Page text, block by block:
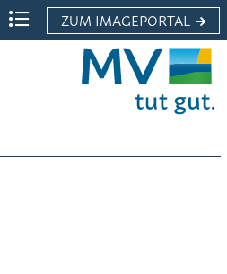
Menü ZUM IMAGEPORTAL